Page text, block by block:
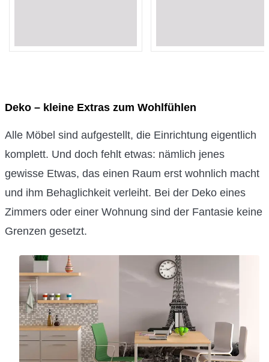
Deko – kleine Extras zum Wohlfühlen
Alle Möbel sind aufgestellt, die Einrichtung eigentlich
komplett. Und doch fehlt etwas: nämlich jenes
gewisse Etwas, das einen Raum erst wohnlich macht
und ihm Behaglichkeit verleiht. Bei der Deko eines
Zimmers oder einer Wohnung sind der Fantasie keine
Grenzen gesetzt.